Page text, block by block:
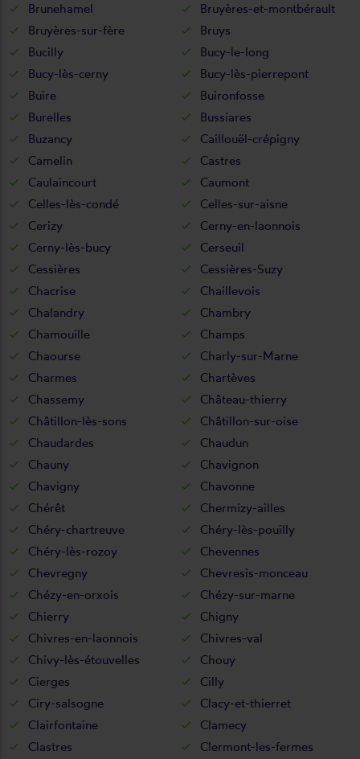
Brunehamel
Bruyères-et-montbérault
Bruyères-sur-fère
Bruys
Bucilly
Bucy-le-long
Bucy-lès-cerny
Bucy-lès-pierrepont
Buire
Buironfosse
Burelles
Bussiares
Buzancy
Caillouël-crépigny
Camelin
Castres
Caulaincourt
Caumont
Celles-lès-condé
Celles-sur-aisne
Cerizy
Cerny-en-laonnois
Cerny-lès-bucy
Cerseuil
Cessières
Cessières-Suzy
Chacrise
Chaillevois
Chalandry
Chambry
Chamouille
Champs
Chaourse
Charly-sur-Marne
Charmes
Chartèves
Chassemy
Château-thierry
Châtillon-lès-sons
Châtillon-sur-oise
Chaudardes
Chaudun
Chauny
Chavignon
Chavigny
Chavonne
Chérêt
Chermizy-ailles
Chéry-chartreuve
Chéry-lès-pouilly
Chéry-lès-rozoy
Chevennes
Chevregny
Chevresis-monceau
Chézy-en-orxois
Chézy-sur-marne
Chierry
Chigny
Chivres-en-laonnois
Chivres-val
Chivy-lès-étouvelles
Chouy
Cierges
Cilly
Ciry-salsogne
Clacy-et-thierret
Clairfontaine
Clamecy
Clastres
Clermont-les-fermes